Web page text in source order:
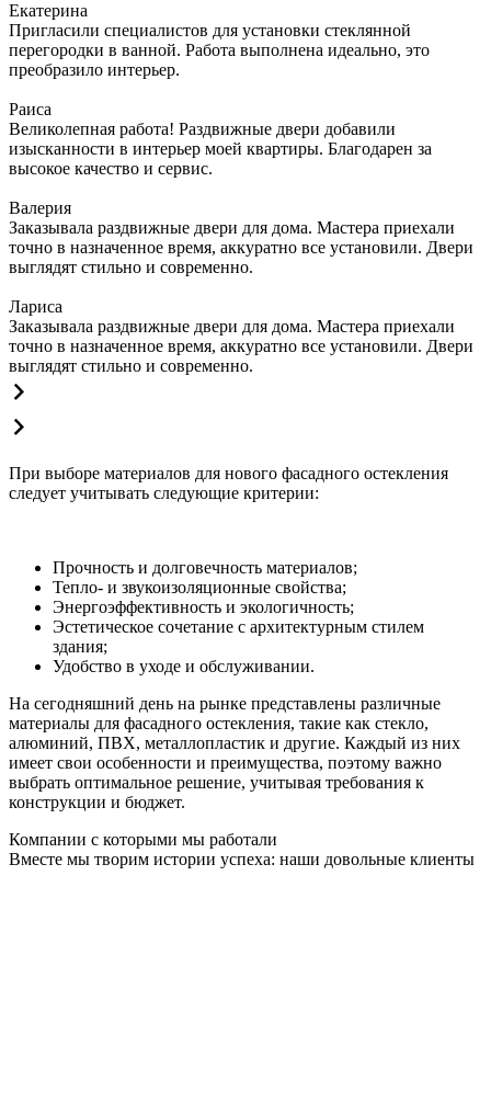
Екатерина
Пригласили специалистов для установки стеклянной
перегородки в ванной. Работа выполнена идеально, это
преобразило интерьер.
Раиса
Великолепная работа! Раздвижные двери добавили
изысканности в интерьер моей квартиры. Благодарен за
высокое качество и сервис.
Валерия
Заказывала раздвижные двери для дома. Мастера приехали
точно в назначенное время, аккуратно все установили. Двери
выглядят стильно и современно.
Лариса
Заказывала раздвижные двери для дома. Мастера приехали
точно в назначенное время, аккуратно все установили. Двери
выглядят стильно и современно.
При выборе материалов для нового фасадного остекления
следует учитывать следующие критерии:
Прочность и долговечность материалов;
Тепло- и звукоизоляционные свойства;
Энергоэффективность и экологичность;
Эстетическое сочетание с архитектурным стилем
здания;
Удобство в уходе и обслуживании.
На сегодняшний день на рынке представлены различные
материалы для фасадного остекления, такие как стекло,
алюминий, ПВХ, металлопластик и другие. Каждый из них
имеет свои особенности и преимущества, поэтому важно
выбрать оптимальное решение, учитывая требования к
конструкции и бюджет.
Компании с которыми мы работали
Вместе мы творим истории успеха: наши довольные клиенты